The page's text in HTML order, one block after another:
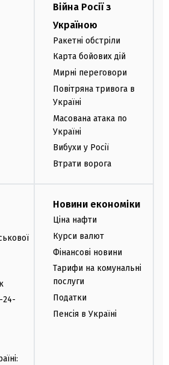
Війна Росії з
Україною
Ракетні обстріли
Карта бойових дій
Мирні переговори
Повітряна тривога в
Україні
Масована атака по
Україні
Вибухи у Росії
Втрати ворога
24-
Новини економіки
Ціна нафти
Курси валют
Фінансові новини
Тарифи на комунальні
послуги
Податки
Пенсія в Україні